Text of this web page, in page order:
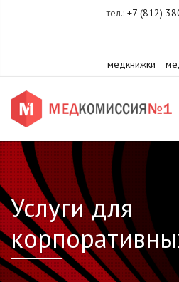
тел.: +7 (812)
медкнижки
Услуги для